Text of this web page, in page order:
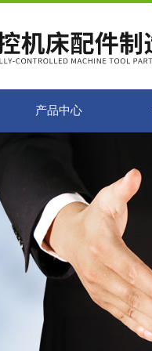
产品中心